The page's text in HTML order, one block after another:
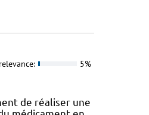
relevance: 5%
de réaliser une